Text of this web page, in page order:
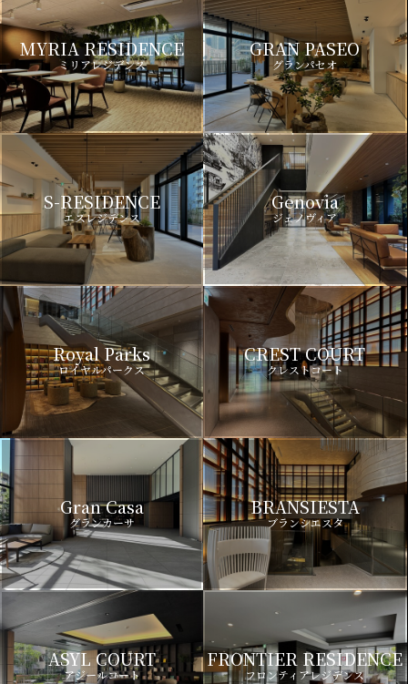
MYRIA RESIDENCE
ミリアレジデンス
GRAN PASEO
グランパセオ
S-RESIDENCE
エスレジデンス
Genovia
ジェノヴィア
Royal Parks
ロイヤルパークス
CREST COURT
クレストコート
Gran Casa
グランカーサ
BRANSIESTA
ブランシエスタ
ASYL COURT
アジールコート
FRONTIER RESIDENCE
フロンティアレジデンス